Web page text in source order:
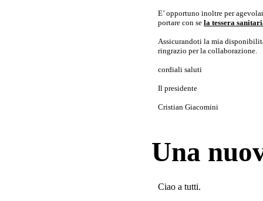
E’ opportuno inoltre per
portare con se la tessera
Assicurandoti la mia
ringrazio per la collaborazione.
cordiali saluti
Il presidente
Cristian Giacomini
Una
Ciao a tutti.